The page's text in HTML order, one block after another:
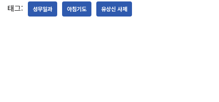
태그: 성무일과 아침기도 유상신 사제